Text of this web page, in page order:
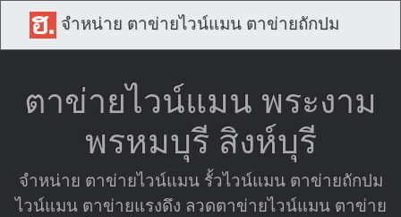
จำหน่าย ตาข่ายไวน์แมน ตาข่ายถักปม
ตาข่ายไวน์แมน พระงาม
พรหมบุรี สิงห์บุรี
จำหน่าย ตาข่ายไวน์แมน รั้วไวน์แมน ตาข่ายถักปม
ไวน์แมน ตาข่ายแรงดึง ลวดตาข่ายไวน์แมน ตาข่าย